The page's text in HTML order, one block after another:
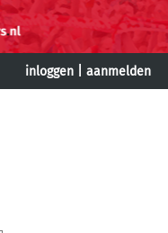
inloggen aanmelden